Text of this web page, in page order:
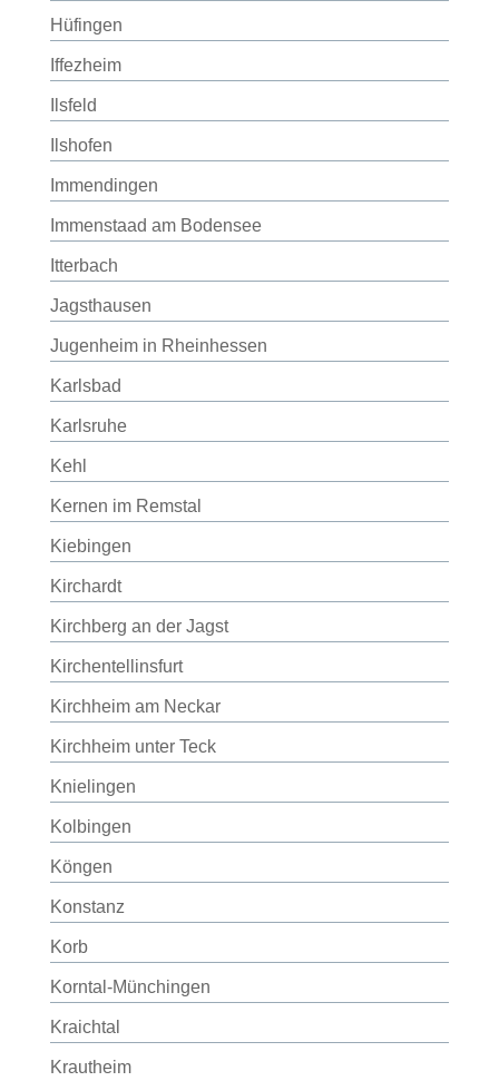
Hüfingen
Iffezheim
Ilsfeld
Ilshofen
Immendingen
Immenstaad am Bodensee
Itterbach
Jagsthausen
Jugenheim in Rheinhessen
Karlsbad
Karlsruhe
Kehl
Kernen im Remstal
Kiebingen
Kirchardt
Kirchberg an der Jagst
Kirchentellinsfurt
Kirchheim am Neckar
Kirchheim unter Teck
Knielingen
Kolbingen
Köngen
Konstanz
Korb
Korntal-Münchingen
Kraichtal
Krautheim